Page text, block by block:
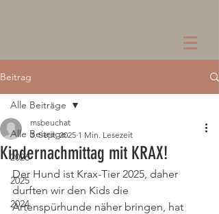
Beitrag
Alle Beiträge
2026
2025
2024
Alle Beiträge
Kindernachmittag mit KRAX!
msbeuchat
3. Sept. 2025 1 Min. Lesezeit
Der Hund ist Krax-Tier 2025, daher
durften wir den Kids die
Artenspürhunde näher bringen, hat